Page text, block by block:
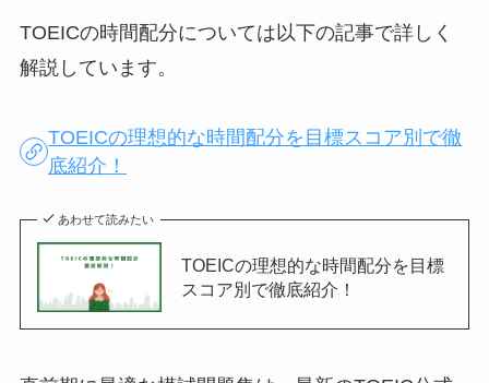
TOEICの時間配分については以下の記事で詳しく
解説しています。
TOEICの理想的な時間配分を目標スコア別で徹
底紹介！
あわせて読みたい
TOEICの理想的な時間配分を目標
スコア別で徹底紹介！